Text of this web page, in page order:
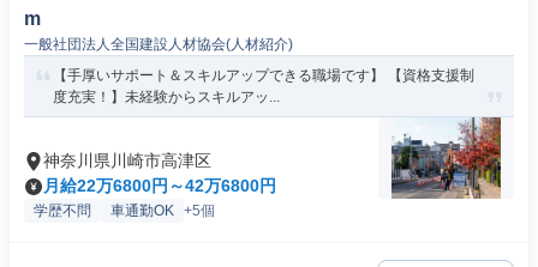
m
一般社団法人全国建設人材協会(人材紹介)
【手厚いサポート＆スキルアップできる職場です】 【資格支援制
度充実！】未経験からスキルアッ...
神奈川県川崎市高津区
月給22万6800円～42万6800円
学歴不問 車通勤OK +5個